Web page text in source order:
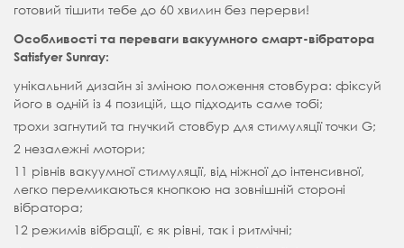
готовий тішити тебе до 60 хвилин без перерви!
Особливості та переваги вакуумного смарт-вібратора
Satisfyer Sunray:
унікальний дизайн зі зміною положення стовбура: фіксуй
його в одній із 4 позицій, що підходить саме тобі;
трохи загнутий та гнучкий стовбур для стимуляції точки G;
2 незалежні мотори;
11 рівнів вакуумної стимуляції, від ніжної до інтенсивної,
легко перемикаються кнопкою на зовнішній стороні
вібратора;
12 режимів вібрації, є як рівні, так і ритмічні;